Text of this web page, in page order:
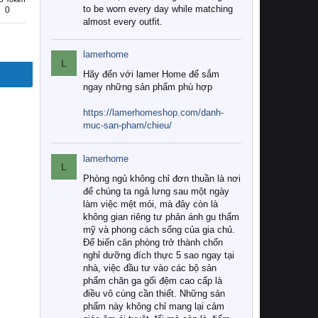
0
to be worn every day while matching
almost every outfit.
L
lamerhome
Hãy đến với lamer Home để sắm
ngay những sản phẩm phù hợp
https://lamerhomeshop.com/danh-
muc-san-pham/chieu/
L
lamerhome
Phòng ngủ không chỉ đơn thuần là nơi
để chúng ta ngả lưng sau một ngày
làm việc mệt mỏi, mà đây còn là
không gian riêng tư phản ánh gu thẩm
mỹ và phong cách sống của gia chủ.
Để biến căn phòng trở thành chốn
nghỉ dưỡng đích thực 5 sao ngay tại
nhà, việc đầu tư vào các bộ sản
phẩm chăn ga gối đệm cao cấp là
điều vô cùng cần thiết. Những sản
phẩm này không chỉ mang lại cảm